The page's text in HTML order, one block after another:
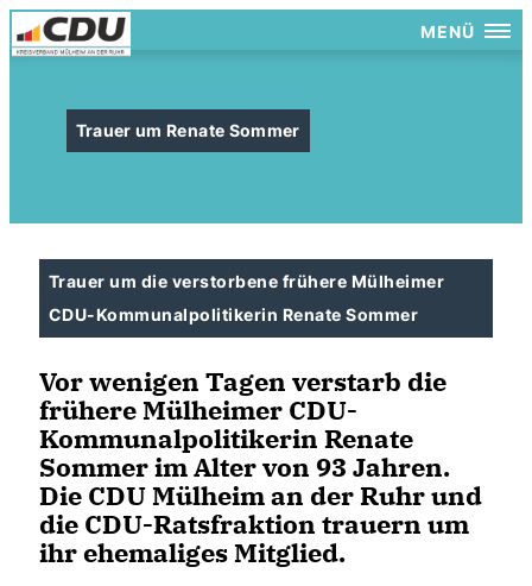
MENÜ
Trauer um Renate Sommer
Trauer um die verstorbene frühere Mülheimer
CDU-Kommunalpolitikerin Renate Sommer
Vor wenigen Tagen verstarb die
frühere Mülheimer CDU-
Kommunalpolitikerin Renate
Sommer im Alter von 93 Jahren.
Die CDU Mülheim an der Ruhr und
die CDU-Ratsfraktion trauern um
ihr ehemaliges Mitglied.